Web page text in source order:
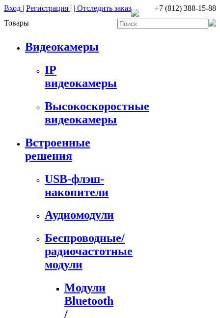
Вход | Регистрация | | Отследить заказ
+7 (812) 388-15-88
Товары
Видеокамеры
IP
видеокамеры
Высокоскоростные
видеокамеры
Встроенные
решения
USB-флэш-
накопители
Аудиомодули
Беспроводные/
радиочастотные
модули
Модули
Bluetooth
/